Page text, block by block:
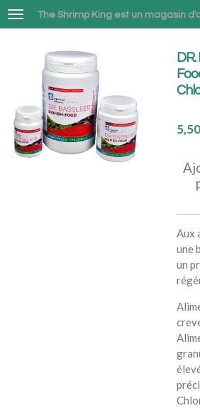
Passer
au
principal
Aux
une
un